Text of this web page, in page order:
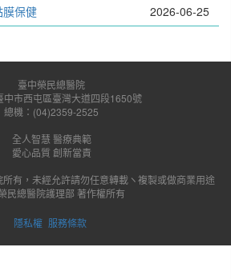
膜保健
2026-06-25
臺中榮民總醫院
中市西屯區臺灣大道四段1650號
總機：(04)2359-2525
全人智慧 醫療典範
愛心品質 創新當責
有，未經允許請勿任意轉載ヽ複製或做商業用途
民總醫院護理部 著作權所有
隱私權 服務條款